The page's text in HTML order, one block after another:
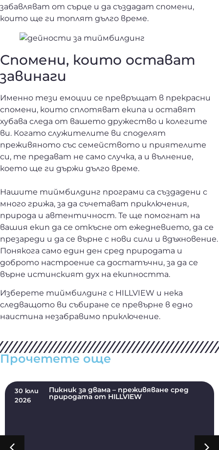
забавляват от сърце и да създадат спомени,
които ще ги топлят дълго време.
Спомени, които остават
завинаги
Именно тези емоции се превръщат в прекрасни
спомени, които сплотяват екипа и оставят
хубава следа от вашето дружество и колегите
ви. Когато служителите ви споделят
преживяното със семейството и приятелите
си, те предават не само случка, а и вълнение,
което ще ги държи дълго време.
Нашите тиймбилдинг програми са създадени с
много грижа, за да съчетават приключения,
природа и автентичност. Те ще помогнат на
вашия екип да се откъсне от ежедневието, да се
презареди и да се върне с нови сили и вдъхновение.
Понякога само един ден сред природата и
доброто настроение са достатъчни, за да се
върне истинският дух на екипността.
Изберете тиймбилдинг с HILLVIEW и нека
следващото ви събиране се превърне в едно
наистина незабравимо приключение.
Прочетете още
30 юли
2026
Пикник за двама – преживяване сред
природата от HILLVIEW